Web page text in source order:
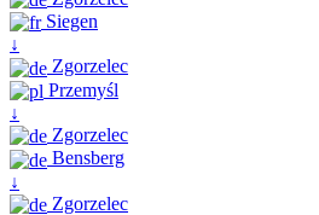
Siegen
↓
Zgorzelec
Przemyśl
↓
Zgorzelec
Bensberg
↓
Zgorzelec